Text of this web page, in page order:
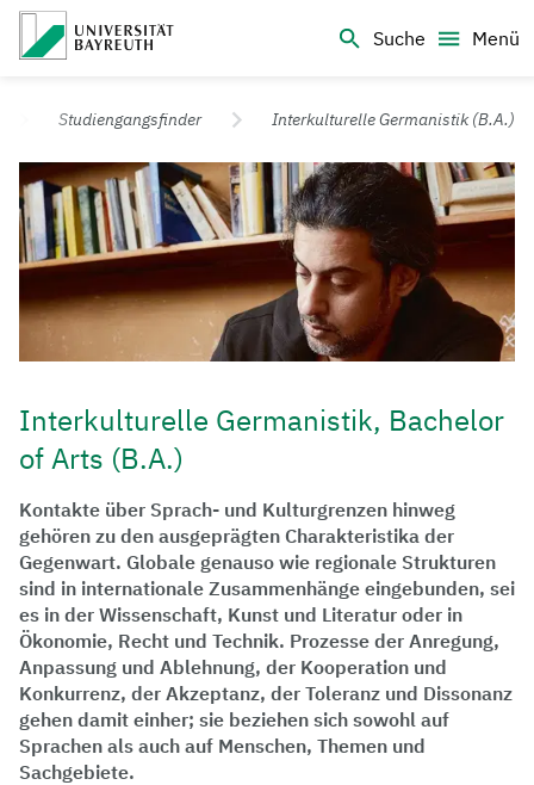
Suche
Menü
Universität Bayreuth – Deine Top-Campus-Uni
Studiengangsfinder Interkulturelle Germanistik (B.A.)
Interkulturelle Germanistik, Bachelor
of Arts (B.A.)
Kontakte über Sprach- und Kulturgrenzen hinweg
gehören zu den ausgeprägten Charakteristika der
Gegenwart. Globale genauso wie regionale Strukturen
sind in internationale Zusammenhänge eingebunden, sei
es in der Wissenschaft, Kunst und Literatur oder in
Ökonomie, Recht und Technik. Prozesse der Anregung,
Anpassung und Ablehnung, der Kooperation und
Konkurrenz, der Akzeptanz, der Toleranz und Dissonanz
gehen damit einher; sie beziehen sich sowohl auf
Sprachen als auch auf Menschen, Themen und
Sachgebiete.